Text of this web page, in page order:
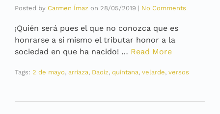
Posted by Carmen Ímaz on 28/05/2019 | No Comments
¡Quién será pues el que no conozca que es
honrarse a sí mismo el tributar honor a la
sociedad en que ha nacido! … Read More
Tags: 2 de mayo, arriaza, Daoíz, quintana, velarde, versos